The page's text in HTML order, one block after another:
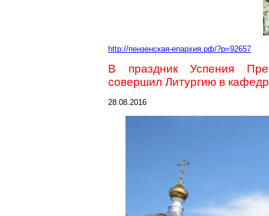
http://пензенская-епархия.рф/?p=92657
В праздник Успения
совершил Литургию в
28.08.2016